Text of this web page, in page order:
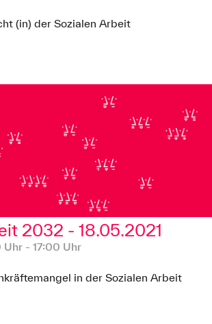
(in) der Sozialen Arbeit
2032 - 18.05.2021
Uhr - 17:00 Uhr
in der Sozialen Arbeit